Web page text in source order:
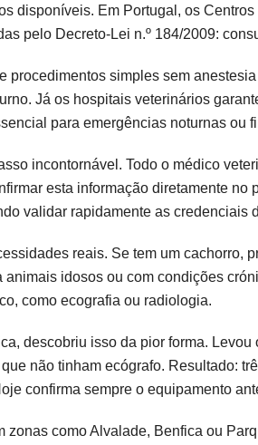
disponíveis. Em Portugal, os
pelo Decreto-Lei n.º 184/2009:
procedimentos simples sem
Já os hospitais veterinários
para emergências noturnas ou
incontornável. Todo o médico
esta informação diretamente no
validar rapidamente as credenciais
reais. Se tem um cachorro,
idosos ou com condições
como ecografia ou radiologia.
descobriu isso da pior forma.
não tinham ecógrafo. Resultado:
confirma sempre o equipamento
zonas como Alvalade, Benfica ou